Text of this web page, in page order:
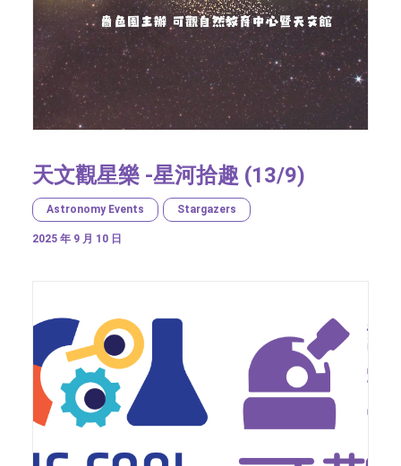
天文觀星樂 -星河拾趣 (13/9)
Astronomy Events Stargazers
2025 年 9 月 10 日